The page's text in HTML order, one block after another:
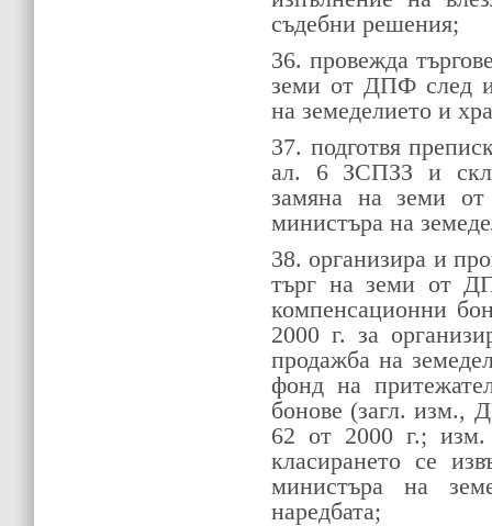
съдебни решения;
36. провежда
земи от ДПФ след
на земеделието и
37. подготвя
ал. 6 ЗСПЗЗ и
замяна на земи
министъра на
38. организира и
търг на земи от
компенсационни
2000 г. за
продажба на
фонд на
бонове (загл. изм.,
62 от 2000 г.;
класирането се
министъра на
наредбата;